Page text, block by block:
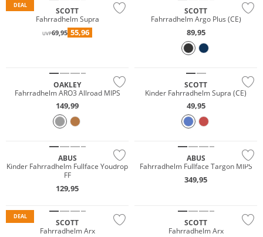
DEAL
SCOTT
Fahrradhelm Supra
UVP69,95 55,96
SCOTT
Fahrradhelm Argo Plus (CE)
89,95
OAKLEY
Fahrradhelm ARO3 Allroad MIPS
149,99
SCOTT
Kinder Fahrradhelm Supra (CE)
49,95
ABUS
Kinder Fahrradhelm Fullface Youdrop
FF
129,95
ABUS
Fahrradhelm Fullface Targon MIPS
349,95
DEAL
SCOTT
Fahrradhelm Arx
SCOTT
Fahrradhelm Arx